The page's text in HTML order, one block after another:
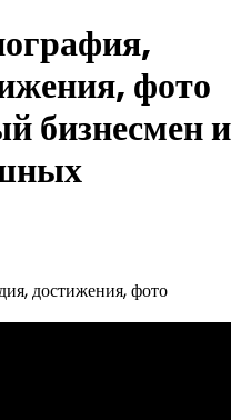
фото
бизнесмен и